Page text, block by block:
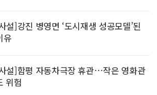
설]강진 병영면 ‘도시재생 성공모델’된
유
설]함평 자동차극장 휴관…작은 영화관
위험